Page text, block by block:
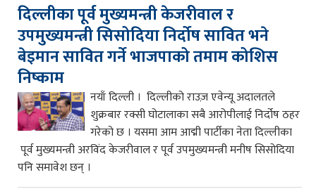
दिल्लीका पूर्व मुख्यमन्त्री केजरीवाल र
उपमुख्यमन्त्री सिसोदिया निर्दोष सावित भने
बेइमान सावित गर्ने भाजपाको तमाम कोशिस
निष्काम
नयाँ दिल्ली । दिल्लीको राउज़ एवेन्यू अदालतले
शुक्रबार रक्सी घोटालाका सबै आरोपीलाई निर्दोष ठहर
गरेको छ । यसमा आम आद्मी पार्टीका नेता दिल्लीका
पूर्व मुख्यमन्त्री अरविंद केजरीवाल र पूर्व उपमुख्यमन्त्री मनीष सिसोदिया
पनि समावेश छन् ।